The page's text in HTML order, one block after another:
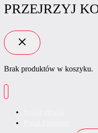
PRZEJRZYJ
Brak produktów w koszyku.